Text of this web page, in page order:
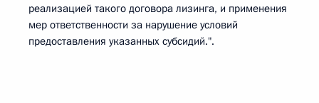
реализацией такого договора лизинга, и применения
мер ответственности за нарушение условий
предоставления указанных субсидий.".